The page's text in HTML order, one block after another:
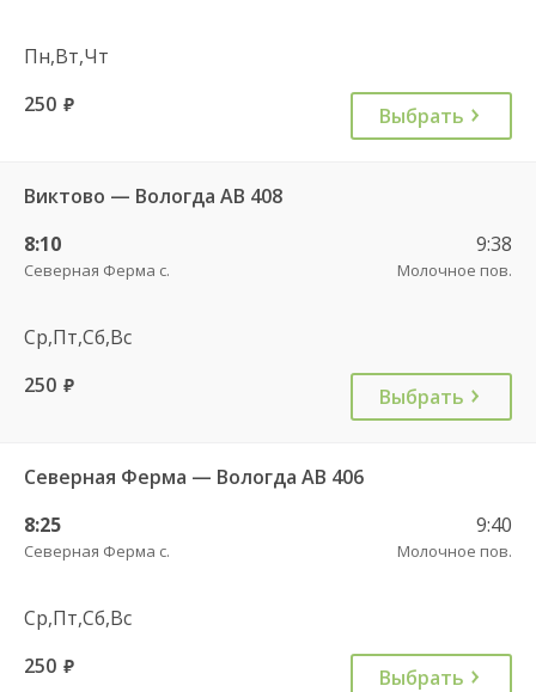
Пн,Вт,Чт
250 руб. Выбрать
Виктово — Вологда АВ 408
8:10
Северная Ферма с.
9:38
Молочное пов.
Ср,Пт,Сб,Вс
250 руб. Выбрать
Северная Ферма — Вологда АВ 406
8:25
Северная Ферма с.
9:40
Молочное пов.
Ср,Пт,Сб,Вс
250 руб. Выбрать